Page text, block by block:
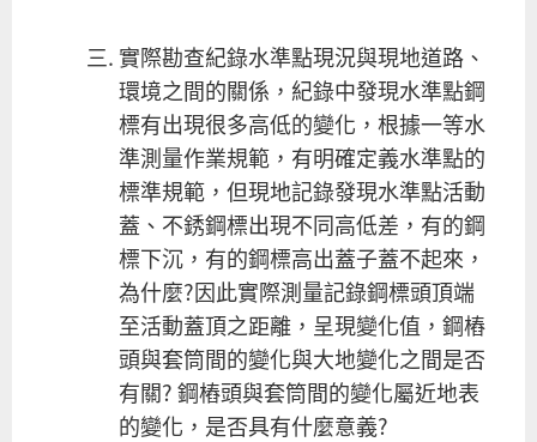
實際勘查紀錄水準點現況與現地道路、
環境之間的關係，紀錄中發現水準點鋼
標有出現很多高低的變化，根據一等水
準測量作業規範，有明確定義水準點的
標準規範，但現地記錄發現水準點活動
蓋、不銹鋼標出現不同高低差，有的鋼
標下沉，有的鋼標高出蓋子蓋不起來，
為什麼?因此實際測量記錄鋼標頭頂端
至活動蓋頂之距離，呈現變化值，鋼樁
頭與套筒間的變化與大地變化之間是否
有關? 鋼樁頭與套筒間的變化屬近地表
的變化，是否具有什麼意義?